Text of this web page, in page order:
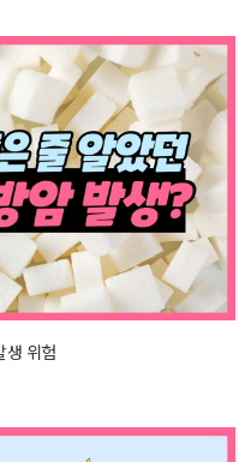
생 위험